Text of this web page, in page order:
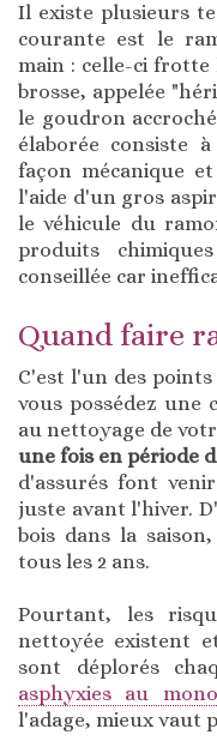
Il existe plusieurs
courante est le
main : celle-ci
brosse, appelée
le goudron
élaborée consiste
façon mécanique
l'aide d'un gros
le véhicule du
produits
conseillée car
Quand faire
C'est l'un des
vous possédez une
au nettoyage de
une fois en période
d'assurés font
juste avant l'hiver.
bois dans la
tous les 2 ans.
Pourtant, les
nettoyée existent
sont déplorés
asphyxies au
l'adage, mieux vaut